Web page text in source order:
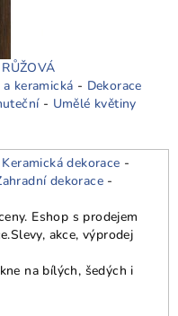
keramická - Dekorace
- Umělé květiny
Keramická dekorace -
dekorace -
Eshop s prodejem
Slevy, akce, výprodej
na bílých, šedých i